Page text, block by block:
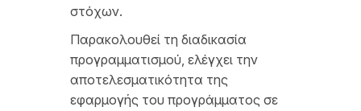
στόχων.
Παρακολουθεί τη διαδικασία
προγραμματισμού, ελέγχει την
αποτελεσματικότητα της
εφαρμογής του προγράμματος σε